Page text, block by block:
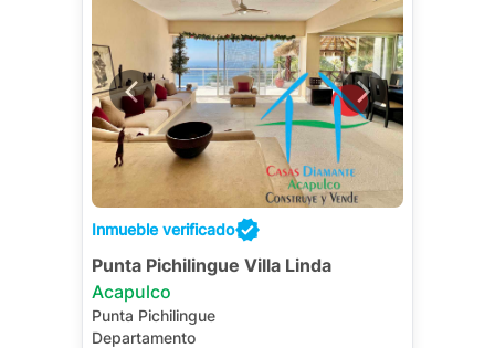
Inmueble verificado
Punta Pichilingue Villa Linda
Acapulco
Punta Pichilingue
Departamento